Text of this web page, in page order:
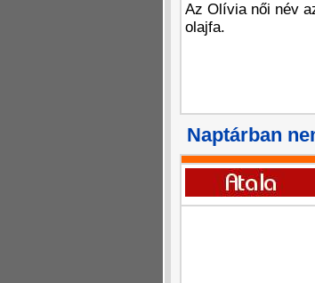
Az Olívia női név
olajfa.
Naptárban